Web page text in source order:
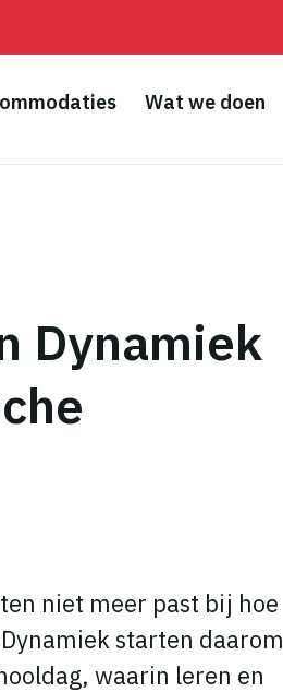
Wat we doen
Dynamiek
niet meer past bij hoe
starten daarom
waarin leren en